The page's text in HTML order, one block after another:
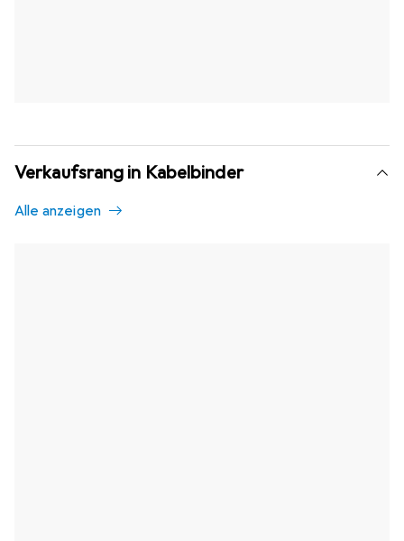
Verkaufsrang in Kabelbinder
Alle anzeigen